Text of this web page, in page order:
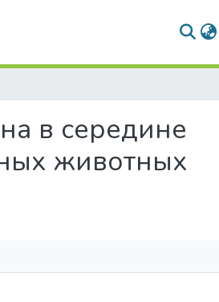
в середине
животных